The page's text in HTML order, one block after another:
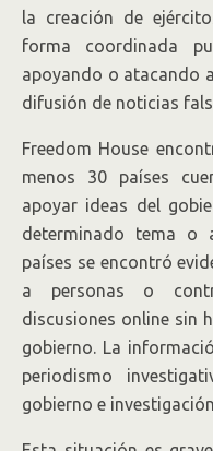
la creación de
forma coordinada
apoyando o atacando
difusión de noticias
Freedom House
menos 30 países
apoyar ideas del
determinado tema o
países se encontró
a personas o
discusiones online sin
gobierno. La
periodismo
gobierno e